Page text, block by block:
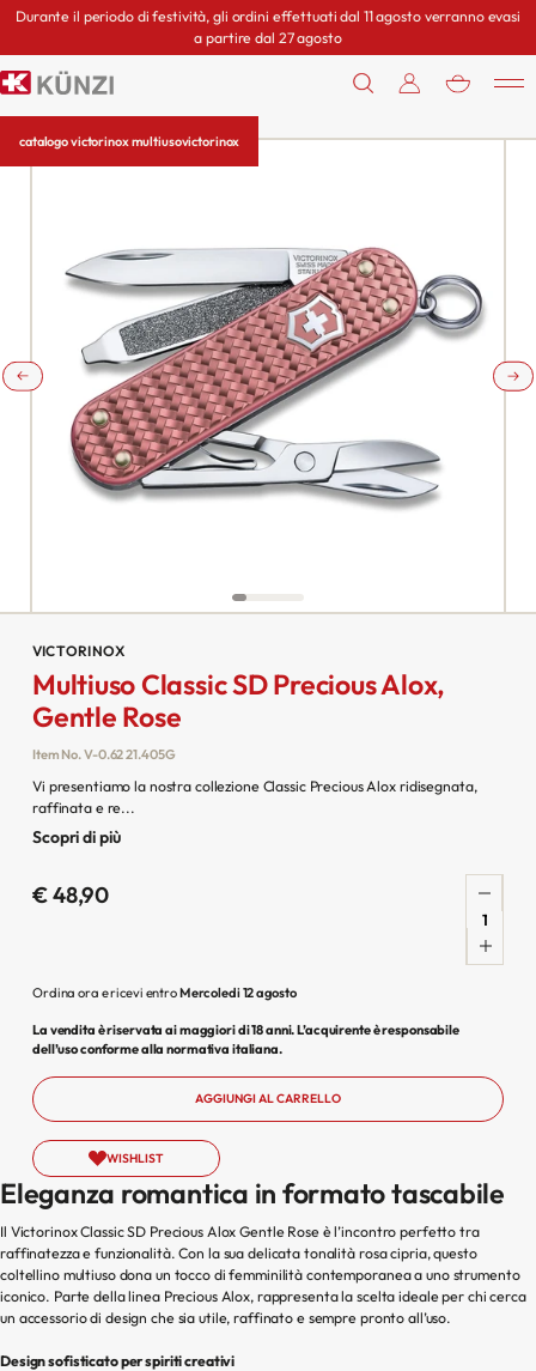
Durante il periodo di festività, gli ordini effettuati dal 11 agosto verranno evasi
a partire dal 27 agosto
catalogo victorinox multiusovictorinox
VICTORINOX
Multiuso Classic SD Precious Alox,
Gentle Rose
Item No.V-0.62 21.405G
Vi presentiamo la nostra collezione Classic Precious Alox ridisegnata,
raffinata e re...
Scopri di più
€ 48,90
Quantità
Gentle
Rose
Ordina ora e ricevi entroMercoledi 12 agosto
La vendita è riservata ai maggiori di 18 anni. L’acquirente è responsabile
dell’uso conforme alla normativa italiana.
AGGIUNGI AL CARRELLO
WISHLIST
Eleganza romantica in formato tascabile
Il Victorinox Classic SD Precious Alox Gentle Rose è l’incontro perfetto tra
raffinatezza e funzionalità. Con la sua delicata tonalità rosa cipria, questo
coltellino multiuso dona un tocco di femminilità contemporanea a uno strumento
iconico. Parte della linea Precious Alox, rappresenta la scelta ideale per chi cerca
un accessorio di design che sia utile, raffinato e sempre pronto all’uso.
Design sofisticato per spiriti creativi